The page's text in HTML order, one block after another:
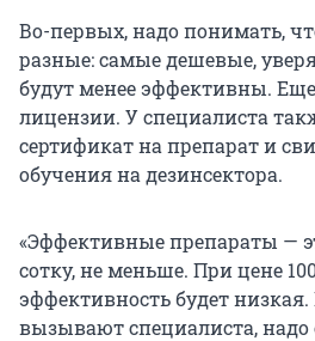
Во-первых, надо понимать,
разные: самые дешевые,
будут менее эффективны.
лицензии. У специалиста
сертификат на препарат и
обучения на дезинсектора.
«Эффективные препараты —
сотку, не меньше. При цене
эффективность будет низкая.
вызывают специалиста, надо